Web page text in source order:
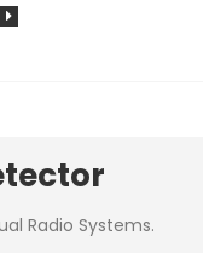
Radio Systems.